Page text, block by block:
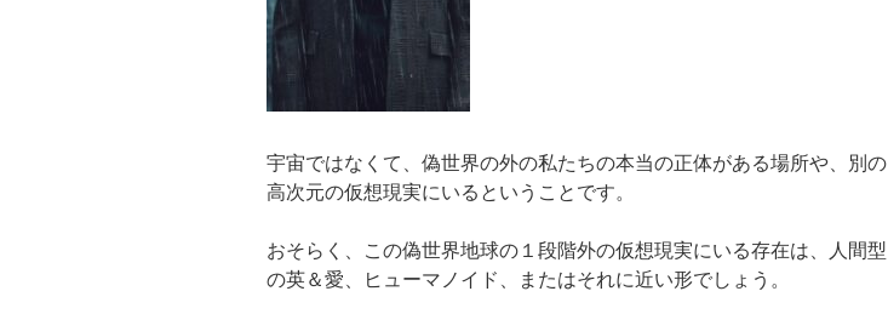
宇宙ではなくて、偽世界の外の私たちの本当の正体がある場所や、別の
高次元の仮想現実にいるということです。
おそらく、この偽世界地球の１段階外の仮想現実にいる存在は、人間型
の英＆愛、ヒューマノイド、またはそれに近い形でしょう。